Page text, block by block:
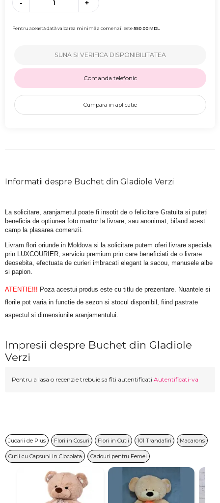
- +
Pentru această dată valoarea minimă a comenzii este550.00MDL
SUNA SI VERIFICA DISPONIBILITATEA
Comanda telefonic
Cumpara in aplicatie
Informatii despre Buchet din Gladiole Verzi
La solicitare, aranjametul poate fi insotit de o felicitare Gratuita si puteti
beneficia de optiunea foto martor la livrare, sau anonimat, bifand acest
camp la plasarea comenzii.
Livram flori oriunde in Moldova si la solicitare putem oferi livrare speciala
prin LUXCOURIER, serviciu premium prin care beneficiati de o livrare
deosebita, efectuata de curieri imbracati elegant la sacou, manusele albe
si papion.
ATENTIE!!! Poza acestui produs este cu titlu de prezentare. Nuantele si
florile pot varia in functie de sezon si stocul disponibil, fiind pastrate
aspectul si dimensiunile aranjamentului.
Impresii despre Buchet din Gladiole
Verzi
Pentru a lasa o recenzie trebuie sa fiti autentificati Autentificati-va
Jucarii de Plus Flori în Cosuri Flori in Cutii 101 Trandafiri Macarons
Cutii cu Capsuni in Ciocolata Cadouri pentru Femei